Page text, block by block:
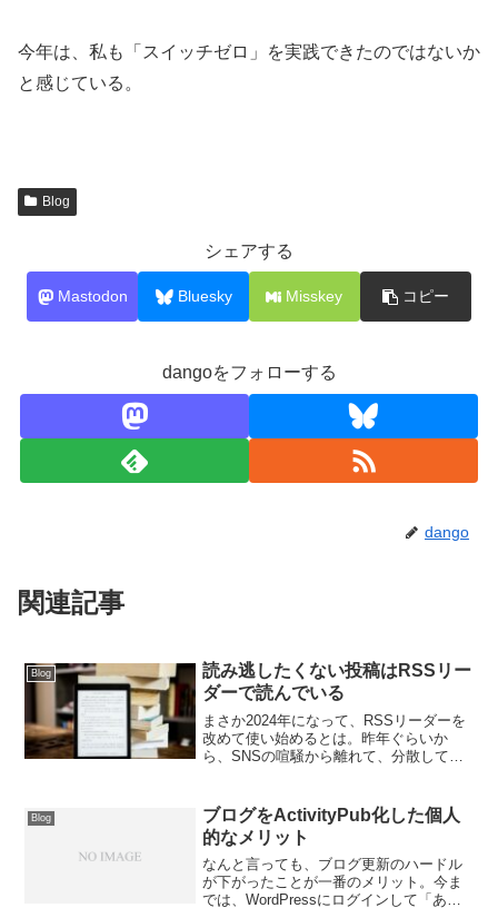
今年は、私も「スイッチゼロ」を実践できたのではないか
と感じている。
Blog
シェアする
Mastodon Bluesky Misskey コピー
dangoをフォローする
dango
関連記事
Blog
読み逃したくない投稿はRSSリー
ダーで読んでいる
まさか2024年になって、RSSリーダーを
改めて使い始めるとは。昨年ぐらいか
ら、SNSの喧騒から離れて、分散してい
増えたように思う。（クラフトインター
ネット＝手作り...
Blog
ブログをActivityPub化した個人
的なメリット
なんと言っても、ブログ更新のハードル
が下がったことが一番のメリット。今ま
では、WordPressにログインして「あ